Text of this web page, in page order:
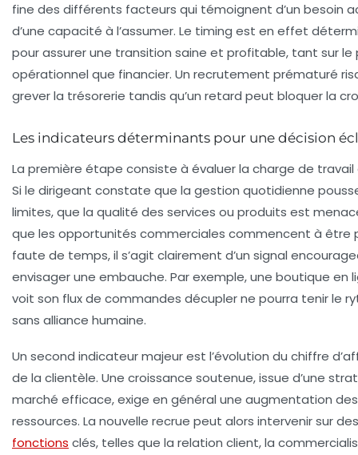
fine des différents facteurs qui témoignent d’un besoin
d’une capacité à l’assumer. Le timing est en effet
pour assurer une transition saine et profitable, tant sur le
opérationnel que financier. Un recrutement prématuré
grever la trésorerie tandis qu’un retard peut bloquer la
Les indicateurs déterminants pour une décision
La première étape consiste à évaluer la charge de travail
Si le dirigeant constate que la gestion quotidienne
limites, que la qualité des services ou produits est
que les opportunités commerciales commencent à être
faute de temps, il s’agit clairement d’un signal
envisager une embauche. Par exemple, une boutique en
voit son flux de commandes décupler ne pourra tenir le
sans alliance humaine.
Un second indicateur majeur est l’évolution du chiffre
de la clientèle. Une croissance soutenue, issue d’une
marché efficace, exige en général une augmentation des
ressources. La nouvelle recrue peut alors intervenir sur des
fonctions clés, telles que la relation client, la